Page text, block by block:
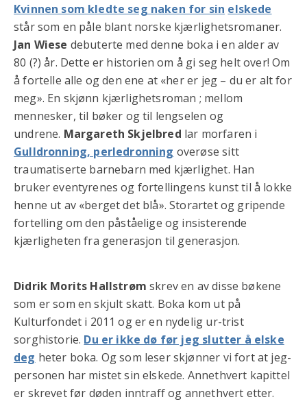
Kvinnen som kledte seg naken for sin elskede
står som en påle blant norske kjærlighetsromaner.
Jan Wiese debuterte med denne boka i en alder av
80 (?) år. Dette er historien om å gi seg helt over! Om
å fortelle alle og den ene at «her er jeg – du er alt for
meg». En skjønn kjærlighetsroman ; mellom
mennesker, til bøker og til lengselen og
undrene. Margareth Skjelbred lar morfaren i
Gulldronning, perledronning overøse sitt
traumatiserte barnebarn med kjærlighet. Han
bruker eventyrenes og fortellingens kunst til å lokke
henne ut av «berget det blå». Storartet og gripende
fortelling om den påståelige og insisterende
kjærligheten fra generasjon til generasjon.
Didrik Morits Hallstrøm skrev en av disse bøkene
som er som en skjult skatt. Boka kom ut på
Kulturfondet i 2011 og er en nydelig ur-trist
sorghistorie. Du er ikke dø før jeg slutter å elske
deg heter boka. Og som leser skjønner vi fort at jeg-
personen har mistet sin elskede. Annethvert kapittel
er skrevet før døden inntraff og annethvert etter.